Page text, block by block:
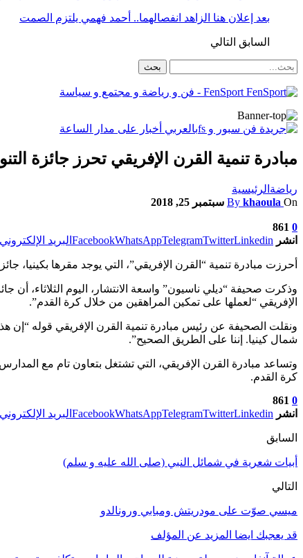
بعد إعلان هنا الزاهد انفصالهما.. أحمد فهمي يلتزم الصمت
السابق التالي
FenSport - فن و رياضة و مجتمع و سياسة
مبادرة تنمية القرن الإفريقي تحرز جائزة التنوع
رياضة الرئيسية
By khaoula On سبتمبر 25, 2018
0
861
انشر
FacebookWhatsAppTelegramTwitterLinkedin البريد الإلكتروني
أحرزت مبادرة تنمية “القرن الإفريقي”، التي يوجد مقرها بكينيا،
وذكرت صحيفة “ديلي ناسيون” واسعة الانتشار، اليوم الثلاثاء، أن
الإفريقي “لعملها على تمكين المراهقين من خلال كرة القدم”.
ونقلت الصحيفة عن رئيس مبادرة تنمية القرن الإفريقي قوله “إن
شمال كينيا. إننا على الطريق الصحيح”.
وتساعد مبادرة القرن الإفريقي، التي تشتغل بتعاون تام مع
كرة القدم.
0
861
انشر
FacebookWhatsAppTelegramTwitterLinkedin البريد الإلكتروني
السابق
أبيات شعرية في شمائل النبي (صلى الله عليه و سلم)
التالي
ميسي صوّت على مودريتش ومبابي ورونالدو
قد يعجبك ايضا المزيد عن المؤلف